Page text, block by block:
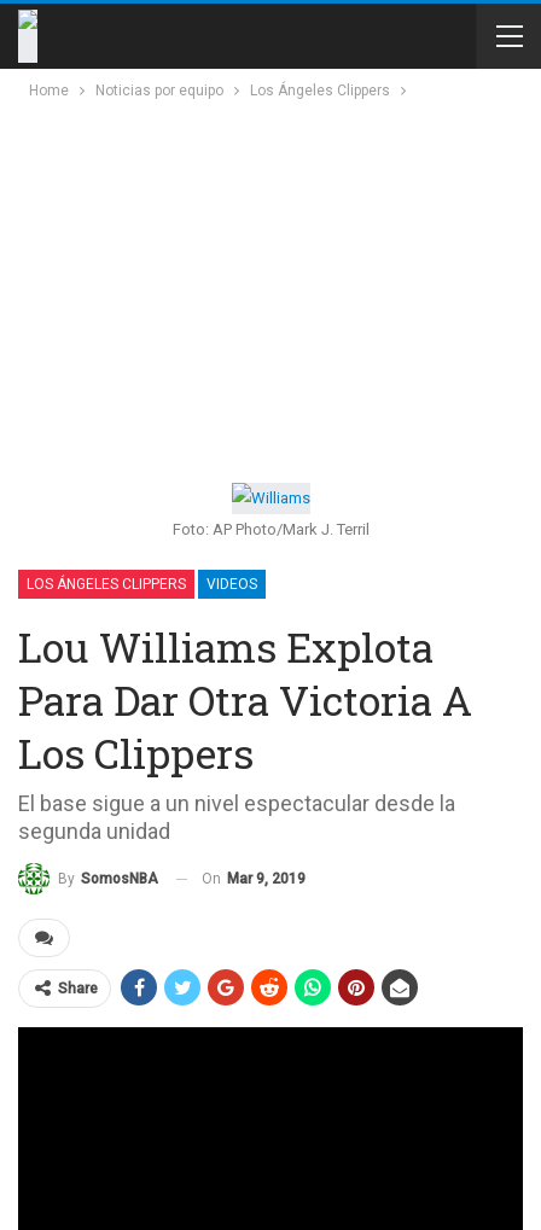
Home Noticias por equipo Los Ángeles Clippers
Foto: AP Photo/Mark J. Terril
LOS ÁNGELES CLIPPERS VIDEOS
Lou Williams Explota
Para Dar Otra Victoria A
Los Clippers
El base sigue a un nivel espectacular desde la
segunda unidad
By SomosNBA On Mar 9, 2019
Share